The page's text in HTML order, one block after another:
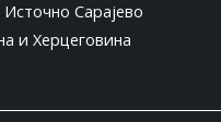
Источно Сарајево
и Херцеговина